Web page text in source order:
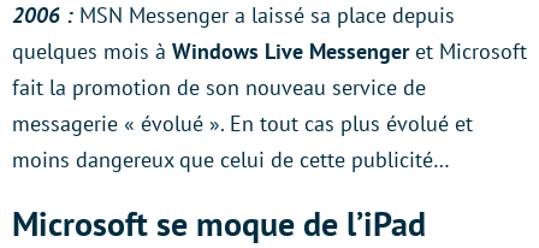
2006 : MSN Messenger a laissé sa place depuis
quelques mois à Windows Live Messengeret Microsoft
fait la promotion de son nouveau service de
messagerie « évolué ». En tout cas plus évolué et
moins dangereux que celui de cette publicité…
Microsoft se moque de l’iPad